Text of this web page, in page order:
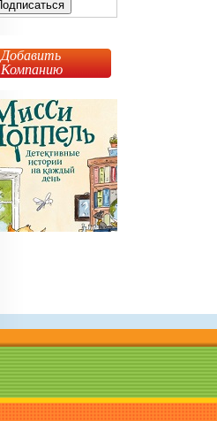
Добавить
Компанию